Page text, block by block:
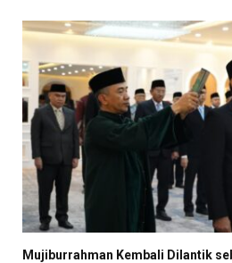
Mujiburrahman Kembali Dilantik